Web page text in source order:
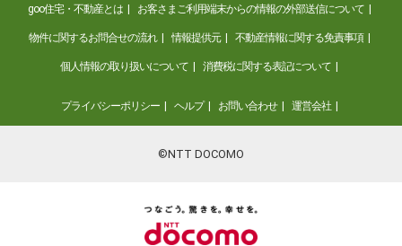
goo住宅・不動産とは お客さまご利用端末からの情報の外部送信について
物件に関するお問合せの流れ 情報提供元 不動産情報に関する免責事項
個人情報の取り扱いについて 消費税に関する表記について
プライバシーポリシー ヘルプ お問い合わせ 運営会社
©NTT DOCOMO